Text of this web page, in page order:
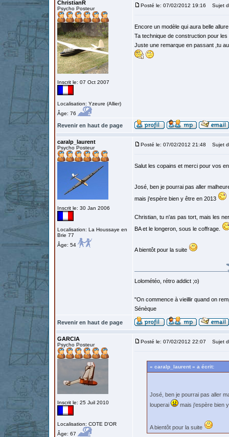
ChristianR
Psycho Posteur
Inscrit le: 07 Oct 2007
Localisation: Yzeure (Allier)
Âge: 76
Posté le: 07/02/2012 19:16 Sujet
Encore un modèle qui aura belle
Ta technique de construction pour
Juste une remarque en passant ,tu
Revenir en haut de page
caralp_laurent
Psycho Posteur
Inscrit le: 30 Jan 2006
Localisation: La Houssaye en
Brie 77
Âge: 54
Posté le: 07/02/2012 21:48 Sujet
Salut les copains et merci pour vos
José, ben je pourrai pas aller
mais j'espère bien y être en 2013
Christian, tu n'as pas tort, mais les
BA et le longeron, sous le coffrage.
A bientôt pour la suite
Lolométéo, rétro addict ;o)
"On commence à vieillir quand on
Sénèque
Revenir en haut de page
GARCIA
Psycho Posteur
Inscrit le: 25 Juil 2010
Localisation: COTE D'OR
Âge: 67
Posté le: 07/02/2012 22:07 Sujet
« caralp_laurent » a écrit:
José, ben je pourrai pas aller
louperai
mais j'espère bien
A bientôt pour la suite